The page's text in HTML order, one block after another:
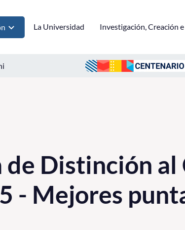
La Universidad Investigación, Creación
Distinción al
- Mejores